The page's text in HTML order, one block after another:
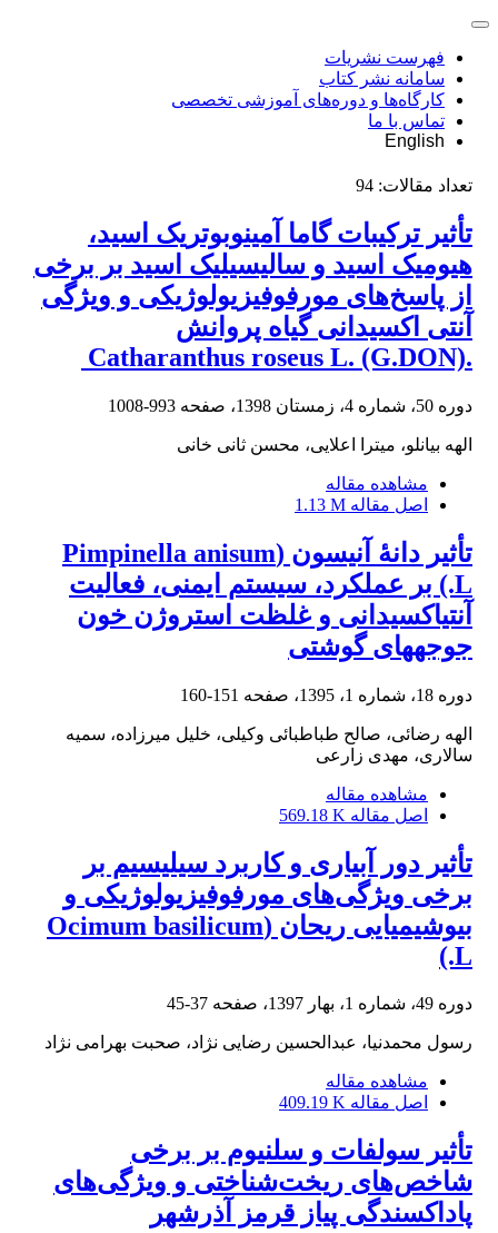
فهرست نشریات
سامانه نشر کتاب
کارگاه‌ها و دوره‌های آموزشی تخصصی
تماس با ما
English
تعداد مقالات: 94
تأثیر ترکیبات گاما آمینوبوتریک اسید،
هیومیک اسید و سالیسیلیک اسید بر برخی
از پاسخ‌های ‏مورفوفیزیولوژیکی و ویژگی
آنتی اکسیدانی گیاه پروانش
دوره 50، شماره 4، زمستان 1398، صفحه 993-1008
الهه بیانلو، میترا اعلایی، محسن ثانی خانی
مشاهده مقاله
اصل مقاله 1.13 M
تأثیر دانۀ آنیسون (Pimpinella anisum
L.) بر عملکرد، سیستم ایمنی، فعالیت
آنتی‏اکسیدانی و غلظت استروژن خون
جوجه‏های گوشتی
دوره 18، شماره 1، 1395، صفحه 151-160
الهه رضائی، صالح طباطبائی وکیلی، خلیل میرزاده، سمیه
سالاری، مهدی زارعی
مشاهده مقاله
اصل مقاله 569.18 K
تأثیر دور آبیاری و کاربرد سیلیسیم بر
برخی ویژگی‌های مورفوفیزیولوژیکی و
بیوشیمیایی ریحان (Ocimum basilicum
L.)
دوره 49، شماره 1، بهار 1397، صفحه 37-45
رسول محمدنیا، عبدالحسین رضایی نژاد، صحبت بهرامی نژاد
مشاهده مقاله
اصل مقاله 409.19 K
تأثیر سولفات و سلنیوم بر برخی
شاخص‌های ریخت‌شناختی و ویژگی‌های
پاداکسندگی پیاز قرمز آذرشهر